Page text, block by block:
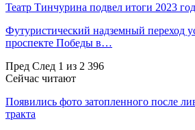
Театр Тинчурина подвел итоги 2023
Футуристический надземный переход
проспекте Победы в…
Пред След 1 из 2 396
Сейчас читают
Появились фото затопленного после
тракта